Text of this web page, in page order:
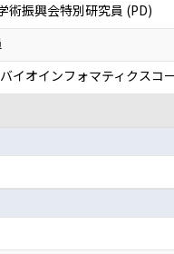
振興会特別研究員 (PD)
イオインフォマティクスコ